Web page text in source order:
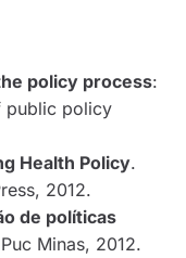
policy process:
public policy
Health Policy.
2012.
de políticas
Minas, 2012.